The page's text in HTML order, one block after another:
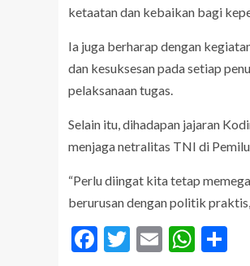
ketaatan dan kebaikan bagi
Ia juga berharap dengan
dan kesuksesan pada setiap
pelaksanaan tugas.
Selain itu, dihadapan jajaran
menjaga netralitas TNI di
“Perlu diingat kita tetap
berurusan dengan politik
Facebook
Twitter
Email